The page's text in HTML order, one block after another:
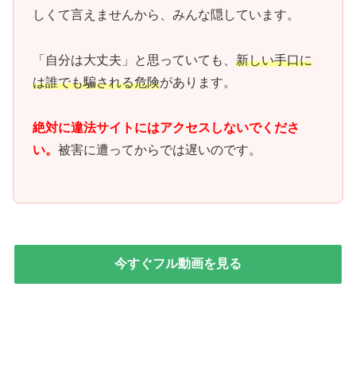
しくて言えませんから、みんな隠しています。
「自分は大丈夫」と思っていても、 新しい手口に
は誰でも騙される危険があります。
絶対に違法サイトにはアクセスしないでくださ
い。 被害に遭ってからでは遅いのです。
今すぐフル動画を見る